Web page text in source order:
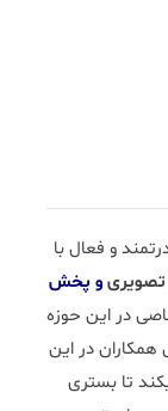
و فعال با
تصویریو پخش
در این حوزه
در این
تا بستری